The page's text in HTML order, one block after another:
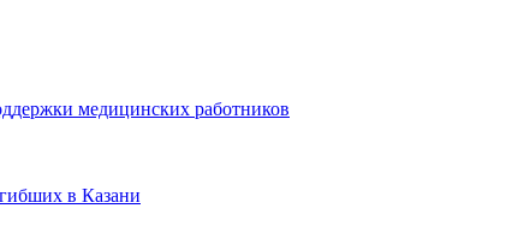
медицинских работников
в Казани